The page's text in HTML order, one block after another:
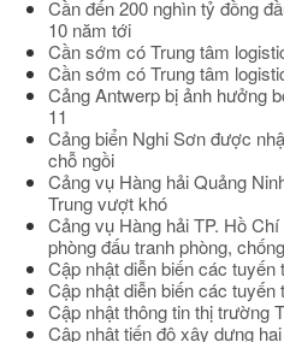
Cần đến 200 nghìn tỷ đồng
10 năm tới
Cần sớm có Trung tâm
Cần sớm có Trung tâm
Cảng Antwerp bị ảnh hưởng
11
Cảng biển Nghi Sơn được
chỗ ngồi
Cảng vụ Hàng hải Quảng
Trung vượt khó
Cảng vụ Hàng hải TP. Hồ
phòng đấu tranh phòng,
Cập nhật diễn biến các
Cập nhật diễn biến các
Cập nhật thông tin thị trường
Cập nhật tiến độ xây dựng